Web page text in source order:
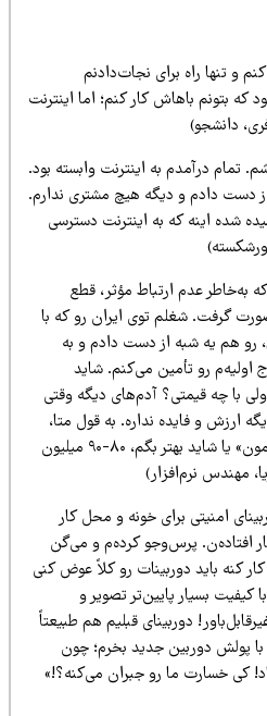
راه برای نجات‌دادنم
باهاش کار کنم؛ اما اینترنت
به اینترنت وابسته بود.
دادم و دیگه هیچ مشتری ندارم.
اینه که به اینترنت دسترسی
عدم ارتباط مؤثر، قطع
شغلم توی ایران رو که با
یه شبه از دست دادم و به
رو تأمین می‌کنم. شاید
چه قیمتی؟ آدم‌های دیگه وقتی
و فایده نداره. به قول متا،
«۲۰ میلیون کاربر فعال برنامه‌هامون» یا شاید بهتر بگم، ۸۰-۹۰ میلیون
نرم‌افزار)
امنیتی برای خونه و محل کار
پرس‌وجو کرده‌م و می‌گن
باید دوربینات رو کلاً عوض کنی
بسیار پایین‌تر تصویر و
دوربینای قبلیم هم طبیعتاً
دوربین جدید بخرم؛ چون
خسارت ما رو جبران می‌کنه؟!»